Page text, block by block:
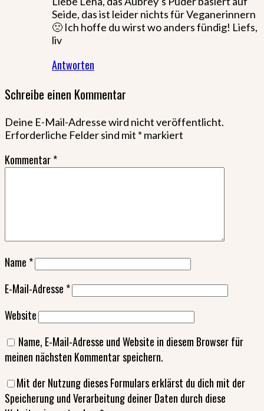
Seide, das ist leider nichts für Veganerinnern
🙁 Ich hoffe du wirst wo anders fündig! Liefs,
liv
Antworten
Schreibe einen Kommentar
Deine E-Mail-Adresse wird nicht veröffentlicht.
Erforderliche Felder sind mit * markiert
Kommentar*
Name *
E-Mail-Adresse *
Website
Name, E-Mail-Adresse und Website in diesem Browser für
meinen nächsten Kommentar speichern.
Mit der Nutzung dieses Formulars erklärst du dich mit der
Speicherung und Verarbeitung deiner Daten durch diese